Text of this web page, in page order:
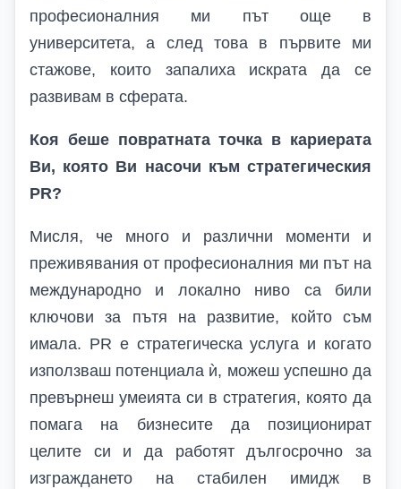
професионалния ми път още в
университета, а след това в първите ми
стажове, които запалиха искрата да се
развивам в сферата.
Коя беше повратната точка в кариерата
Ви, която Ви насочи към стратегическия
PR?
Мисля, че много и различни моменти и
преживявания от професионалния ми път на
международно и локално ниво са били
ключови за пътя на развитие, който съм
имала. PR е стратегическа услуга и когато
използваш потенциала ѝ, можеш успешно да
превърнеш умеията си в стратегия, която да
помага на бизнесите да позиционират
целите си и да работят дългосрочно за
изграждането на стабилен имидж в